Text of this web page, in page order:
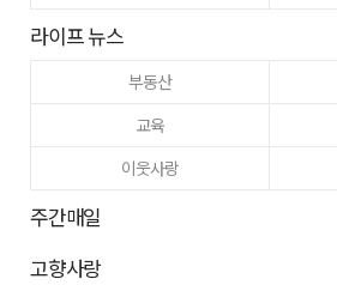
라이프 뉴스
부동산
교육
이웃사랑
주간매일
고향사랑